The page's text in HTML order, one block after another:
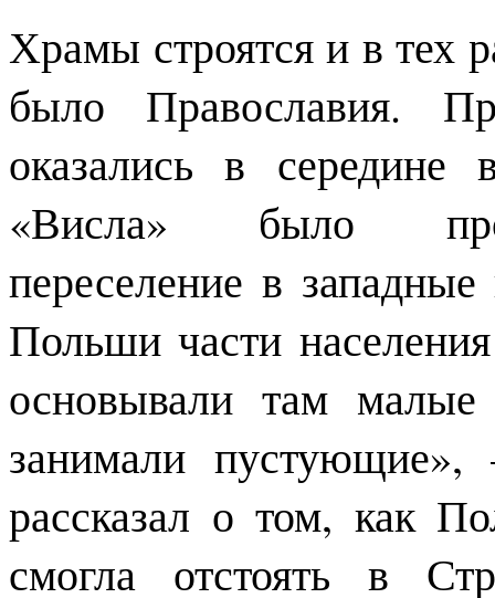
Храмы строятся и в тех
было Православия.
оказались в середине
«Висла» было
переселение в
Польши части
основывали там
занимали
рассказал о том, как
смогла отстоять в